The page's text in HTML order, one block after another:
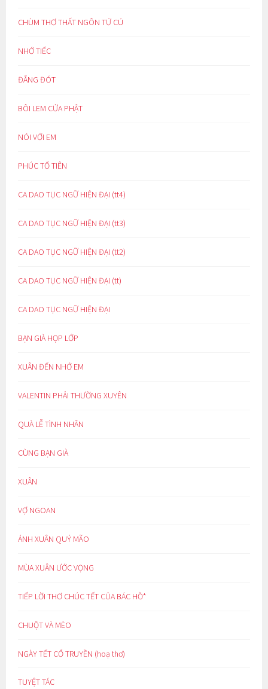
CHÙM THƠ THẤT NGÔN TỨ CÚ
NHỚ TIẾC
ĐẮNG ĐÓT
BÔI LEM CỬA PHẬT
NÓI VỚI EM
PHÚC TỔ TIÊN
CA DAO TỤC NGỮ HIỆN ĐẠI (tt4)
CA DAO TỤC NGỮ HIỆN ĐẠI (tt3)
CA DAO TỤC NGỮ HIỆN ĐẠI (tt2)
CA DAO TỤC NGỮ HIỆN ĐẠI (tt)
CA DAO TỤC NGỮ HIỆN ĐẠI
BẠN GIÀ HỌP LỚP
XUÂN ĐẾN NHỚ EM
VALENTIN PHẢI THƯỜNG XUYÊN
QUÀ LỄ TÌNH NHÂN
CÙNG BẠN GIÀ
XUÂN
VỢ NGOAN
ÁNH XUÂN QUÝ MÃO
MÙA XUÂN ƯỚC VỌNG
TIẾP LỜI THƠ CHÚC TẾT CỦA BÁC HỒ*
CHUỘT VÀ MÈO
NGÀY TẾT CỔ TRUYỀN (hoạ thơ)
TUYỆT TÁC